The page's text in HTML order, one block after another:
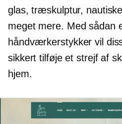
glas, træskulptur,
meget mere. Med sådan
håndværkerstykker vil
sikkert tilføje et strejf af
hjem.